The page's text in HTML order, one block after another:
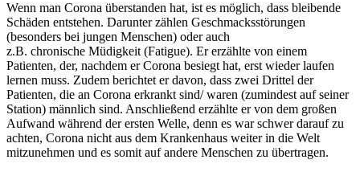
Wenn man Corona überstanden hat, ist es möglich, dass bleibende
Schäden entstehen. Darunter zählen Geschmacksstörungen
(besonders bei jungen Menschen) oder auch
z.B. chronische Müdigkeit (Fatigue). Er erzählte von einem
Patienten, der, nachdem er Corona besiegt hat, erst wieder laufen
lernen muss. Zudem berichtet er davon, dass zwei Drittel der
Patienten, die an Corona erkrankt sind/ waren (zumindest auf seiner
Station) männlich sind. Anschließend erzählte er von dem großen
Aufwand während der ersten Welle, denn es war schwer darauf zu
achten, Corona nicht aus dem Krankenhaus weiter in die Welt
mitzunehmen und es somit auf andere Menschen zu übertragen.